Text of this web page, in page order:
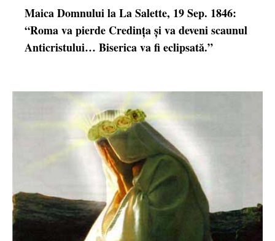
Maica Domnului la La Salette, 19 Sep. 1846:
“Roma va pierde Credinţa şi va deveni scaunul
Anticristului… Biserica va fi eclipsată.”